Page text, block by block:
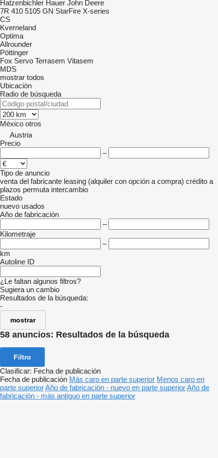
Hatzenbichler Hauer John Deere
7R 410 5105 GN StarFire X-series
CS
Kverneland
Optima
Allrounder
Pöttinger
Fox Servo Terrasem Vitasem
MDS
mostrar todos
Ubicación
Radio de búsqueda
México otros
Austria
Precio
–
Tipo de anuncio
venta del fabricante leasing (alquiler con opción a compra) crédito a
plazos permuta intercambio
Estado
nuevo usados
Año de fabricación
–
Kilometraje
–
km
Autoline ID
¿Le faltan algunos filtros?
Sugiera un cambio
Resultados de la búsqueda:
-
mostrar
58 anuncios: Resultados de la búsqueda
Filtro
Clasificar: Fecha de publicación
Fecha de publicación Más caro en parte superior Menos caro en
parte superiorAño de fabricación - nuevo en parte superiorAño de
fabricación - más antiguo en parte superior